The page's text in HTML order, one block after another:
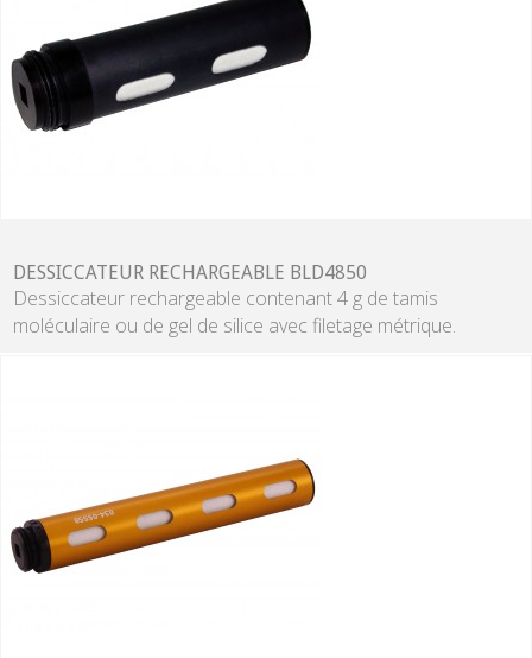
DESSICCATEUR RECHARGEABLE BLD4850
Dessiccateur rechargeable contenant 4 g de tamis
moléculaire ou de gel de silice avec filetage métrique.